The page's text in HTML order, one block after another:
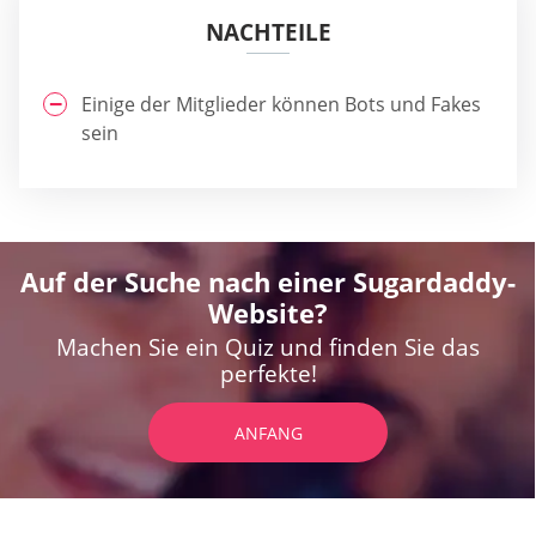
NACHTEILE
Einige der Mitglieder können Bots und Fakes
sein
Auf der Suche nach einer Sugardaddy-
Website?
Machen Sie ein Quiz und finden Sie das
perfekte!
ANFANG